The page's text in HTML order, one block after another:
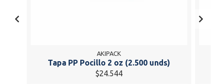
AKIPACK
Tapa PP Pocillo 2 oz (2.500 unds)
$24.544